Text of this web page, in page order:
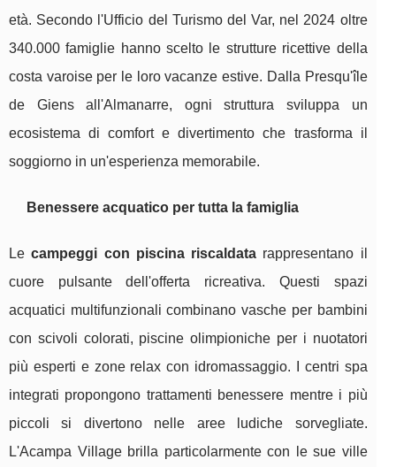
età. Secondo l'Ufficio del Turismo del Var, nel 2024 oltre
340.000 famiglie hanno scelto le strutture ricettive della
costa varoise per le loro vacanze estive. Dalla Presqu'île
de Giens all'Almanarre, ogni struttura sviluppa un
ecosistema di comfort e divertimento che trasforma il
soggiorno in un'esperienza memorabile.
Benessere acquatico per tutta la famiglia
Lecampeggi con piscina riscaldata rappresentano il
cuore pulsante dell'offerta ricreativa. Questi spazi
acquatici multifunzionali combinano vasche per bambini
con scivoli colorati, piscine olimpioniche per i nuotatori
più esperti e zone relax con idromassaggio. I centri spa
integrati propongono trattamenti benessere mentre i più
piccoli si divertono nelle aree ludiche sorvegliate.
L'Acampa Village brilla particolarmente con le sue ville